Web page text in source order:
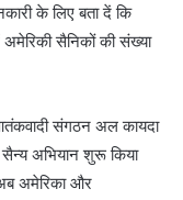
के लिए बता दें कि
सैनिकों की संख्या
संगठन अल कायदा
अभियान शुरू किया
अमेरिका और